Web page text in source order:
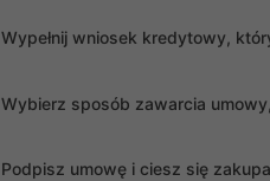
Wypełnij wniosek kredytowy,
Wybierz sposób zawarcia
Podpisz umowę i ciesz się